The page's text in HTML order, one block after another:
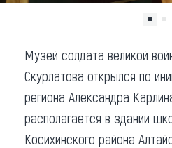
Музей солдата великой
Скурлатова открылся по
региона Александра
располагается в здании
Косихинского района